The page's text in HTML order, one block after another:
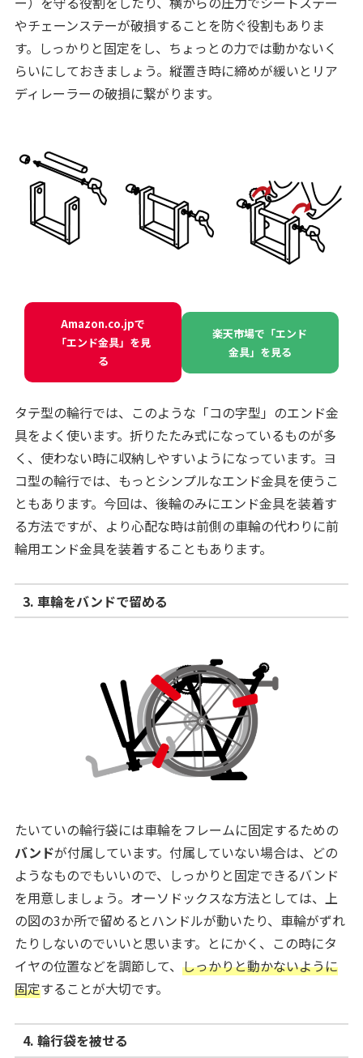
やチェーンステーが破損することを防ぐ役割もありま
す。しっかりと固定をし、ちょっとの力では動かないく
らいにしておきましょう。縦置き時に締めが緩いとリア
ディレーラーの破損に繋がります。
Amazon.co.jpで
「エンド金具」を見
る
楽天市場で「エンド
金具」を見る
タテ型の輪行では、このような「コの字型」のエンド金
具をよく使います。折りたたみ式になっているものが多
く、使わない時に収納しやすいようになっています。ヨ
コ型の輪行では、もっとシンプルなエンド金具を使うこ
ともあります。今回は、後輪のみにエンド金具を装着す
る方法ですが、より心配な時は前側の車輪の代わりに前
輪用エンド金具を装着することもあります。
3. 車輪をバンドで留める
たいていの輪行袋には車輪をフレームに固定するための
バンドが付属しています。付属していない場合は、どの
ようなものでもいいので、しっかりと固定できるバンド
を用意しましょう。オーソドックスな方法としては、上
の図の3か所で留めるとハンドルが動いたり、車輪がずれ
たりしないのでいいと思います。とにかく、この時にタ
イヤの位置などを調節して、しっかりと動かないように
固定することが大切です。
4. 輪行袋を被せる